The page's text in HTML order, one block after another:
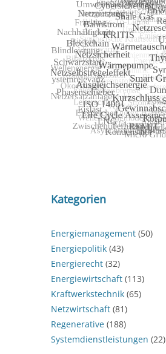
Kategorien
Energiemanagement (50)
Energiepolitik (43)
Energierecht (32)
Energiewirtschaft (113)
Kraftwerkstechnik (65)
Netzwirtschaft (81)
Regenerative (188)
Systemdienstleistungen (22)